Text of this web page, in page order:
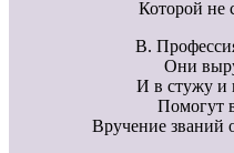
Которой
В.
Они
И в стужу и
Помогут
Вручение званий